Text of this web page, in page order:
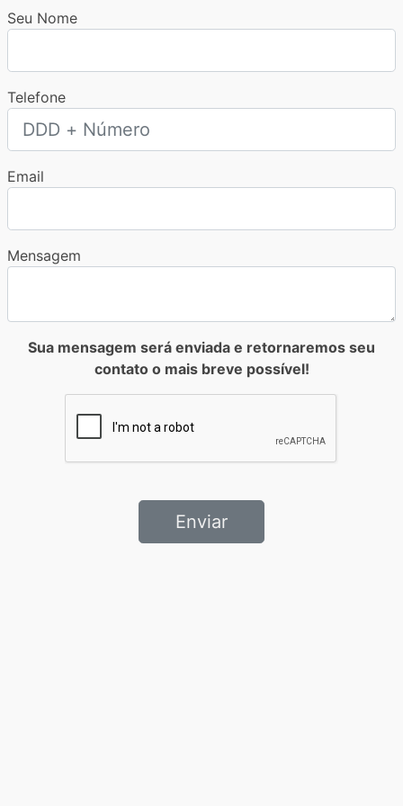
Seu Nome
Telefone
Email
Mensagem
Sua mensagem será enviada e retornaremos seu
contato o mais breve possível!
Enviar